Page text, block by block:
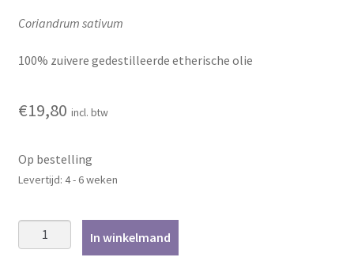
Coriandrum sativum
100% zuivere gedestilleerde etherische olie
€19,80 incl. btw
Op bestelling
Levertijd: 4 - 6 weken
Koriander,
kruid
In winkelmand